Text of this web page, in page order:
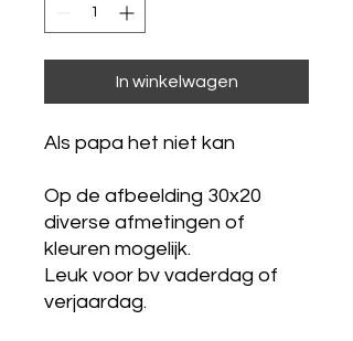
In winkelwagen
Als papa het niet kan
Op de afbeelding 30x20
diverse afmetingen of
kleuren mogelijk.
Leuk voor bv vaderdag of
verjaardag.